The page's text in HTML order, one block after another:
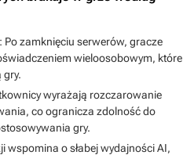
: Po zamknięciu serwerów, gracze
wieloosobowym, które
gry.
wyrażają rozczarowanie
co ogranicza zdolność do
gry.
wspomina o słabej wydajności AI,